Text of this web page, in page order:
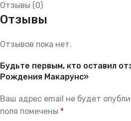
Отзывы (0)
Отзывы
Отзывов пока нет.
Будьте первым, кто оставил
Рождения Макарунс»
Ваш адрес email не будет
поля помечены *